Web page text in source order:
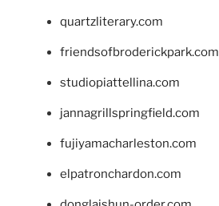
quartzliterary.com
friendsofbroderickpark.com
studiopiattellina.com
jannagrillspringfield.com
fujiyamacharleston.com
elpatronchardon.com